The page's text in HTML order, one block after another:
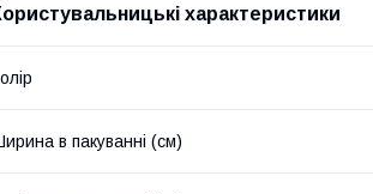
характеристики
в пакуванні (см)